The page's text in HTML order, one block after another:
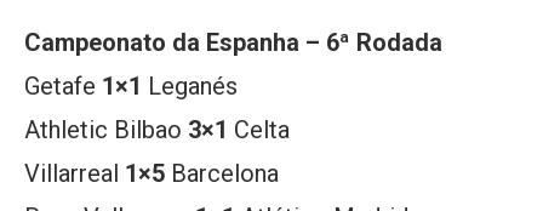
Campeonato da Espanha – 6ª Rodada
Getafe 1×1 Leganés
Athletic Bilbao 3×1 Celta
Villarreal 1×5 Barcelona